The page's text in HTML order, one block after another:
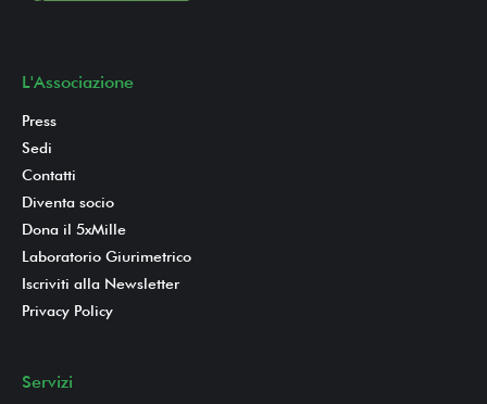
L'Associazione
Press
Sedi
Contatti
Diventa socio
Dona il 5xMille
Laboratorio Giurimetrico
Iscriviti alla Newsletter
Privacy Policy
Servizi